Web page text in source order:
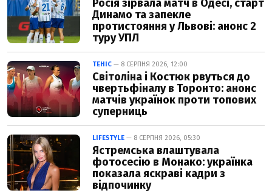
Росія зірвала матч в Одесі, старт
Динамо та запекле
протистояння у Львові: анонс 2
туру УПЛ
ТЕНІС — 8 СЕРПНЯ 2026, 12:00
Світоліна і Костюк рвуться до
чвертьфіналу в Торонто: анонс
матчів українок проти топових
суперниць
LIFESTYLE — 8 СЕРПНЯ 2026, 05:30
Ястремська влаштувала
фотосесію в Монако: українка
показала яскраві кадри з
відпочинку